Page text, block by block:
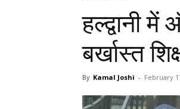
हल्द्वानी
बर्खास्त
By Kamal Joshi - February